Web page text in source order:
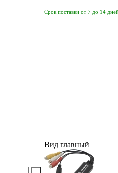
Срок поставки от 7 до 14 дней.
Вид главный